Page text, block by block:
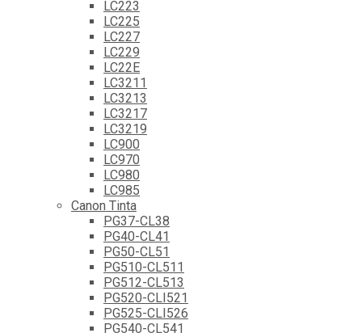
LC223
LC225
LC227
LC229
LC22E
LC3211
LC3213
LC3217
LC3219
LC900
LC970
LC980
LC985
Canon Tinta
PG37-CL38
PG40-CL41
PG50-CL51
PG510-CL511
PG512-CL513
PG520-CLI521
PG525-CLI526
PG540-CL541